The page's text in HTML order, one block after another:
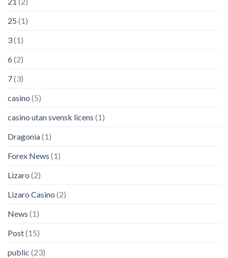
25 (1)
3(1)
6(2)
7(3)
casino (5)
casino utan svensk licens (1)
Dragonia(1)
Forex News (1)
Lizaro (2)
Lizaro Casino (2)
News (1)
Post(15)
public (23)